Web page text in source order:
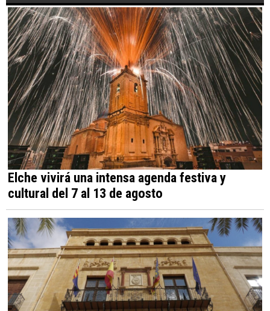
Elche vivirá una intensa agenda festiva y
cultural del 7 al 13 de agosto